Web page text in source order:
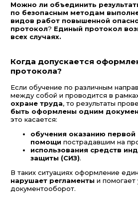
Можно ли объединить
по безопасным методам
видов работ повышенной
протокол? Единый протокол
всех случаях.
Когда допускается
протокола?
Если обучение по различным
между собой и проводится в
охране труда, то результаты
быть оформлены одним
это касается:
обучения оказанию первой
помощи пострадавшим на
использования средств
защиты (СИЗ).
В таких ситуациях оформление
нарушает регламенты и помогает
документооборот.